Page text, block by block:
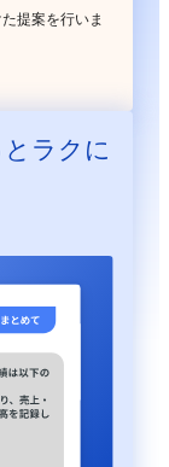
提案を行いま
ラクに